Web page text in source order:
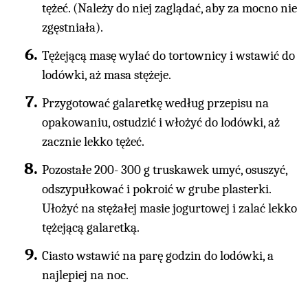
tężeć. (Należy do niej zaglądać, aby za mocno nie
zgęstniała).
Tężejącą masę wylać do tortownicy i wstawić do
lodówki, aż masa stężeje.
Przygotować galaretkę według przepisu na
opakowaniu, ostudzić i włożyć do lodówki, aż
zacznie lekko tężeć.
Pozostałe 200- 300 g truskawek umyć, osuszyć,
odszypułkować i pokroić w grube plasterki.
Ułożyć na stężałej masie jogurtowej i zalać lekko
tężejącą galaretką.
Ciasto wstawić na parę godzin do lodówki, a
najlepiej na noc.